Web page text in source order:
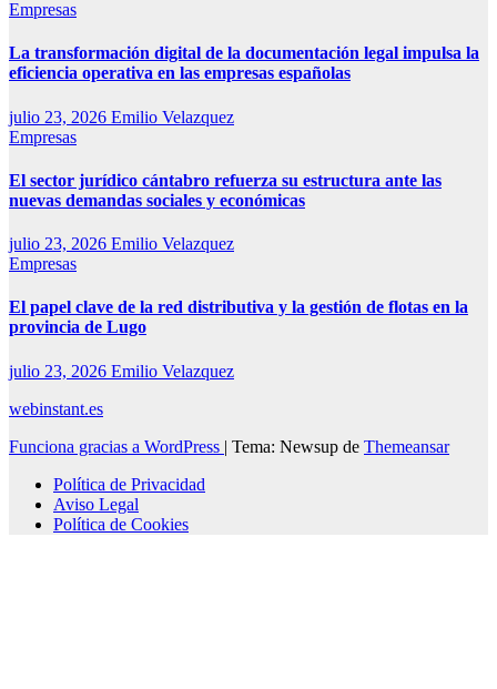
Empresas
La transformación digital de la documentación legal impulsa la
eficiencia operativa en las empresas españolas
julio 23, 2026 Emilio Velazquez
Empresas
El sector jurídico cántabro refuerza su estructura ante las
nuevas demandas sociales y económicas
julio 23, 2026 Emilio Velazquez
Empresas
El papel clave de la red distributiva y la gestión de flotas en la
provincia de Lugo
julio 23, 2026 Emilio Velazquez
webinstant.es
Funciona gracias a WordPress | Tema: Newsup de Themeansar
Política de Privacidad
Aviso Legal
Política de Cookies